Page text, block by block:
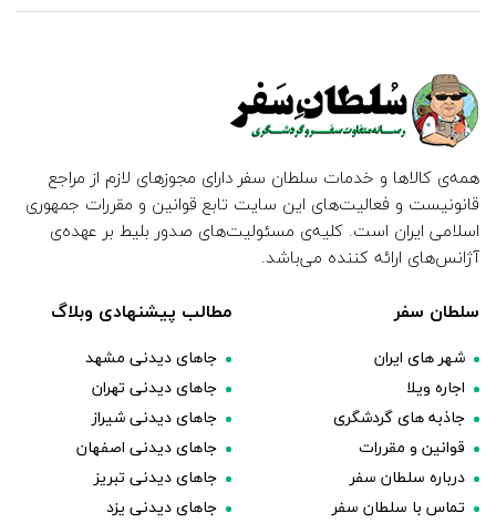
همه‌ی کالاها و خدمات سلطان سفر دارای مجوزهای لازم از مراجع
قانونیست و فعالیت‌های این سایت تابع قوانین و مقررات جمهوری
اسلامی ایران است. کلیه‌ی مسئولیت‌های صدور بلیط بر عهده‌ی
آژانس‌های ارائه کننده می‌باشد.
سلطان سفر
شهر های ایران
اجاره ویلا
جاذبه های گردشگری
قوانین و مقررات
درباره سلطان سفر
تماس با سلطان سفر
مطالب پیشنهادی وبلاگ
جاهای دیدنی مشهد
جاهای دیدنی تهران
جاهای دیدنی شیراز
جاهای دیدنی اصفهان
جاهای دیدنی تبریز
جاهای دیدنی یزد